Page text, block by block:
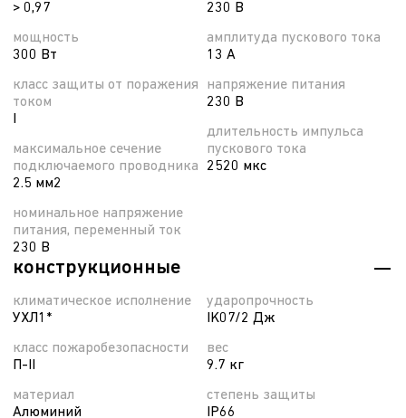
> 0,97
мощность
300 Вт
класс защиты от поражения
током
максимальное сечение
подключаемого проводника
2.5 мм2
номинальное напряжение
питания, переменный ток
230 В
230 В
амплитуда пускового тока
13 А
напряжение питания
230 В
длительность импульса
пускового тока
2520 мкс
конструкционные
климатическое исполнение
УХЛ1*
класс пожаробезопасности
П-ІІ
материал
Алюминий
ударопрочность
IK07/2 Дж
вес
9.7 кг
степень защиты
IP66